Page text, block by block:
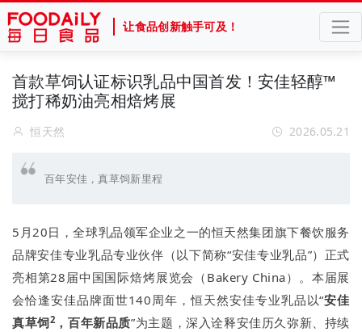
让食品创新触手可及！
首款草饲认证标识乳品中国首发！安佳轻醇™
搅打稀奶油亮相焙烤展
恒天然 2026.05.21
百年安佳，真草饲新里程
5月20日，全球乳品领军企业之一的恒天然集团旗下餐饮服务
品牌安佳专业乳品专业伙伴（以下简称“安佳专业乳品”）正式
亮相第28届中国国际焙烤展览会（Bakery China）。本届展
会恰逢安佳品牌面世140周年，恒天然安佳专业乳品以“安佳
真草饲2 ，百年新品质”为主题，深入诠释安佳历久弥新、持续